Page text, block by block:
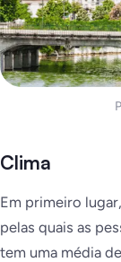
Clima
Em primeiro
pelas quais as
tem uma média